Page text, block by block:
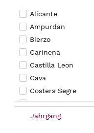
Alicante
Ampurdan
Bierzo
Carinena
Castilla Leon
Cava
Costers Segre
Galicien
Jumilla
Jahrgang